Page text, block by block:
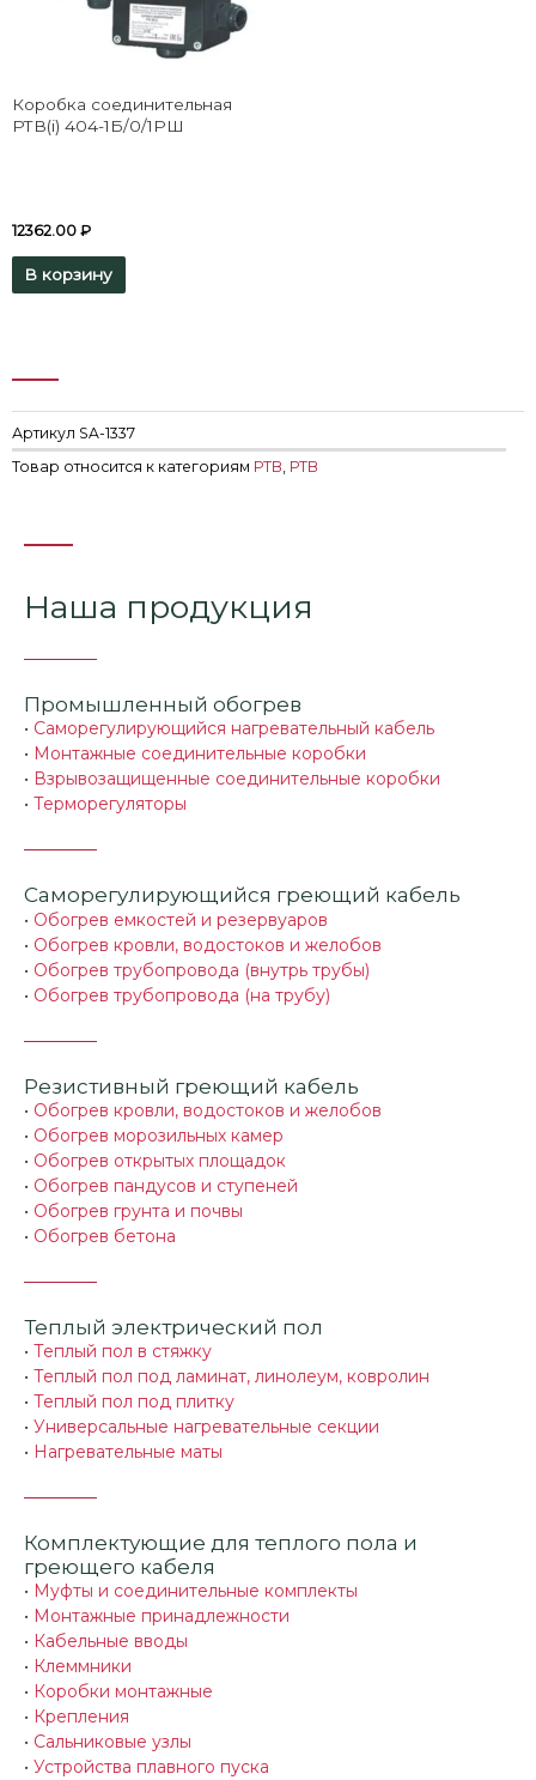
Коробка соединительная
РТВ(i) 404-1Б/0/1РШ
12362.00 ₽
В корзину
Артикул SA-1337
Товар относится к категориям РТВ РТВ
Наша продукция
Промышленный обогрев
• Саморегулирующийся нагревательный кабель
• Монтажные соединительные коробки
• Взрывозащищенные соединительные коробки
• Терморегуляторы
Саморегулирующийся греющий кабель
• Обогрев емкостей и резервуаров
• Обогрев кровли, водостоков и желобов
• Обогрев трубопровода (внутрь трубы)
• Обогрев трубопровода (на трубу)
Резистивный греющий кабель
• Обогрев кровли, водостоков и желобов
• Обогрев морозильных камер
• Обогрев открытых площадок
• Обогрев пандусов и ступеней
• Обогрев грунта и почвы
• Обогрев бетона
Теплый электрический пол
• Теплый пол в стяжку
• Теплый пол под ламинат, линолеум, ковролин
• Теплый пол под плитку
• Универсальные нагревательные секции
• Нагревательные маты
Комплектующие для теплого пола и
греющего кабеля
• Муфты и соединительные комплекты
• Монтажные принадлежности
• Кабельные вводы
• Клеммники
• Коробки монтажные
• Крепления
• Сальниковые узлы
• Устройства плавного пуска